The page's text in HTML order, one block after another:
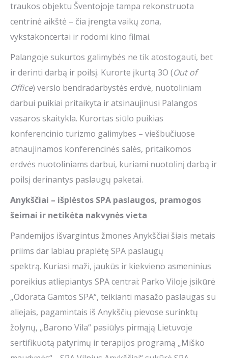
traukos objektu Šventojoje tampa rekonstruota
centrinė aikštė – čia įrengta vaikų zona,
vykstakoncertai ir rodomi kino filmai.
Palangoje sukurtos galimybės ne tik atostogauti, bet
ir derinti darbą ir poilsį. Kurorte įkurtą 3O (Out of
Office) verslo bendradarbystės erdvė, nuotoliniam
darbui puikiai pritaikyta ir atsinaujinusi Palangos
vasaros skaitykla. Kurortas siūlo puikias
konferencinio turizmo galimybes – viešbučiuose
atnaujinamos konferencinės salės, pritaikomos
erdvės nuotoliniams darbui, kuriami nuotolinį darbą ir
poilsį derinantys paslaugų paketai.
Anykščiai – išplėstos SPA paslaugos, pramogos
šeimai ir netikėta nakvynės vieta
Pandemijos išvargintus žmones Anykščiai šiais metais
priims dar labiau praplėtę SPA paslaugų
spektrą. Kuriasi maži, jaukūs ir kiekvieno asmeninius
poreikius atliepiantys SPA centrai: Parko Viloje įsikūrė
„Odorata Gamtos SPA“, teikianti masažo paslaugas su
aliejais, pagamintais iš Anykščių pievose surinktų
žolynų, „Barono Vila“ pasiūlys pirmąją Lietuvoje
sertifikuotą patyrimų ir terapijos programą „Miško